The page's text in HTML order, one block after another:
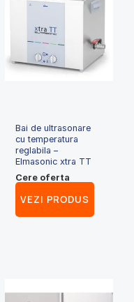
Bai de ultrasonare
cu temperatura
reglabila –
Elmasonic xtra TT
Cere oferta
VEZI PRODUS